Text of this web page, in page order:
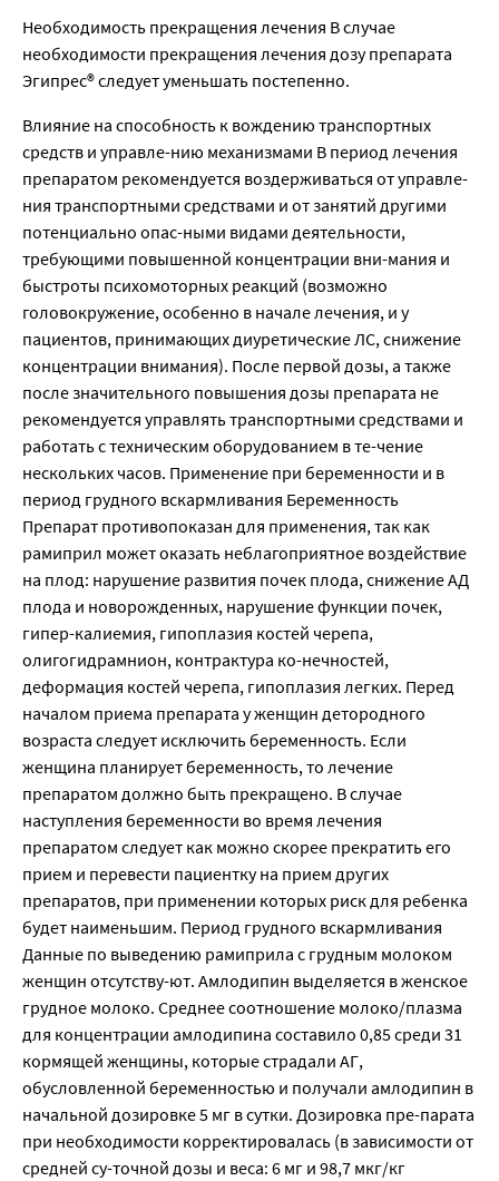
Необходимость прекращения лечения В случае
необходимости прекращения лечения дозу препарата
Эгипрес® следует уменьшать постепенно.
Влияние на способность к вождению транспортных
средств и управле-нию механизмами В период лечения
препаратом рекомендуется воздерживаться от управле-
ния транспортными средствами и от занятий другими
потенциально опас-ными видами деятельности,
требующими повышенной концентрации вни-мания и
быстроты психомоторных реакций (возможно
головокружение, особенно в начале лечения, и у
пациентов, принимающих диуретические ЛС, снижение
концентрации внимания). После первой дозы, а также
после значительного повышения дозы препарата не
рекомендуется управлять транспортными средствами и
работать с техническим оборудованием в те-чение
нескольких часов. Применение при беременности и в
период грудного вскармливания Беременность
Препарат противопоказан для применения, так как
рамиприл может оказать неблагоприятное воздействие
на плод: нарушение развития почек плода, снижение АД
плода и новорожденных, нарушение функции почек,
гипер-калиемия, гипоплазия костей черепа,
олигогидрамнион, контрактура ко-нечностей,
деформация костей черепа, гипоплазия легких. Перед
началом приема препарата у женщин детородного
возраста следует исключить беременность. Если
женщина планирует беременность, то лечение
препаратом должно быть прекращено. В случае
наступления беременности во время лечения
препаратом следует как можно скорее прекратить его
прием и перевести пациентку на прием других
препаратов, при применении которых риск для ребенка
будет наименьшим. Период грудного вскармливания
Данные по выведению рамиприла с грудным молоком
женщин отсутству-ют. Амлодипин выделяется в женское
грудное молоко. Среднее соотношение молоко/плазма
для концентрации амлодипина составило 0,85 среди 31
кормящей женщины, которые страдали АГ,
обусловленной беременностью и получали амлодипин в
начальной дозировке 5 мг в сутки. Дозировка пре-парата
при необходимости корректировалась (в зависимости от
средней су-точной дозы и веса: 6 мг и 98,7 мкг/кг